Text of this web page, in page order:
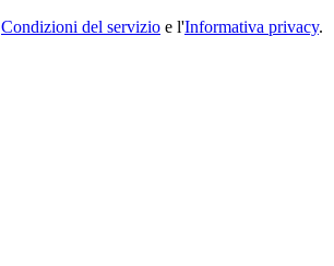
Condizioni del servizio e l'Informativa privacy.